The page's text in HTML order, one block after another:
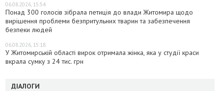
06.08.2026, 15:54
Понад 300 голосів зібрала петиція до влади Житомира щодо
вирішення проблеми безпритульних тварин та забезпечення
безпеки людей
06.08.2026, 15:18
У Житомирській області вирок отримала жінка, яка у студії краси
вкрала сумку з 24 тис. грн
ДІАЛОГИ